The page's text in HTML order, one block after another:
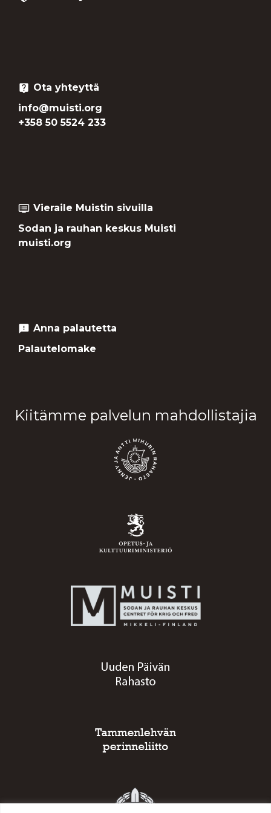
live_help Ota yhteyttä
info@muisti.org
+358 50 5524 233
dvr Vieraile Muistin sivuilla
Sodan ja rauhan keskus Muisti
muisti.org
feedback Anna palautetta
Palautelomake
Kiitämme palvelun mahdollistajia